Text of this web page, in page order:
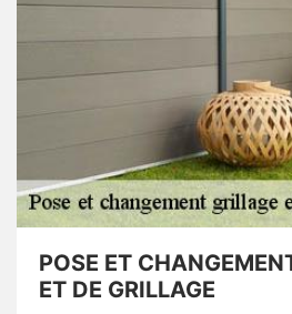
POSE ET
ET DE GRILLAGE